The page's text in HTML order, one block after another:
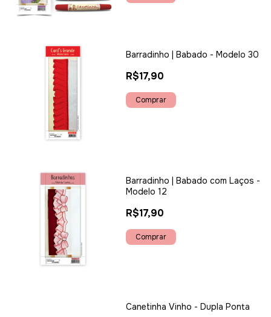
Barradinho | Babado - Modelo 30
R$17,90
Barradinho | Babado com Laços -
Modelo 12
R$17,90
Canetinha Vinho - Dupla Ponta